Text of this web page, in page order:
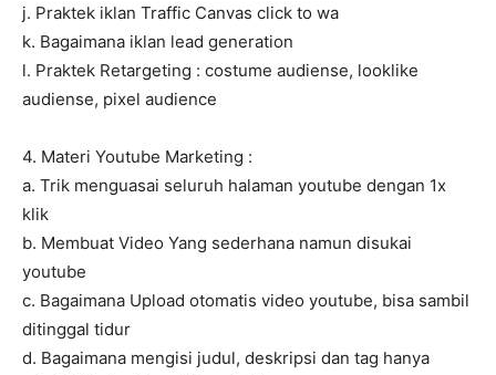
j. Praktek iklan Traffic Canvas click to wa
k. Bagaimana iklan lead generation
l. Praktek Retargeting : costume audiense, looklike
audiense, pixel audience
4. Materi Youtube Marketing :
a. Trik menguasai seluruh halaman youtube dengan 1x
klik
b. Membuat Video Yang sederhana namun disukai
youtube
c. Bagaimana Upload otomatis video youtube, bisa sambil
ditinggal tidur
d. Bagaimana mengisi judul, deskripsi dan tag hanya